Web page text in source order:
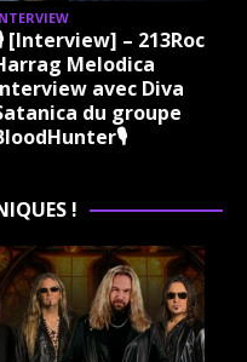
[Interview] – 213Rock
Melodica
avec Diva
du groupe
!